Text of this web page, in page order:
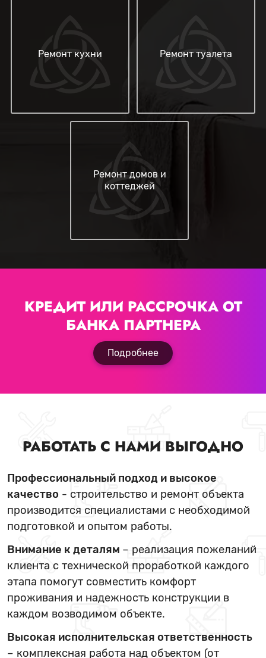
Ремонт кухни Ремонт туалета
Ремонт домов и
коттеджей
КРЕДИТ ИЛИ РАССРОЧКА ОТ
БАНКА ПАРТНЕРА
Подробнее
РАБОТАТЬ С НАМИ ВЫГОДНО
Профессиональный подход и высокое
качество - строительство и ремонт объекта
производится специалистами с необходимой
подготовкой и опытом работы.
Внимание к деталям – реализация пожеланий
клиента с технической проработкой каждого
этапа помогут совместить комфорт
проживания и надежность конструкции в
каждом возводимом объекте.
Высокая исполнительская ответственность
– комплексная работа над объектом (от